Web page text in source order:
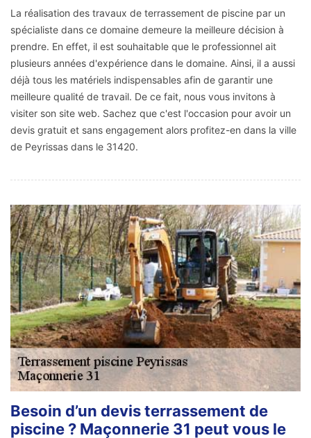
La réalisation des travaux de terrassement de piscine par un
spécialiste dans ce domaine demeure la meilleure décision à
prendre. En effet, il est souhaitable que le professionnel ait
plusieurs années d'expérience dans le domaine. Ainsi, il a aussi
déjà tous les matériels indispensables afin de garantir une
meilleure qualité de travail. De ce fait, nous vous invitons à
visiter son site web. Sachez que c'est l'occasion pour avoir un
devis gratuit et sans engagement alors profitez-en dans la ville
de Peyrissas dans le 31420.
Besoin d’un devis terrassement de
piscine ? Maçonnerie 31 peut vous le